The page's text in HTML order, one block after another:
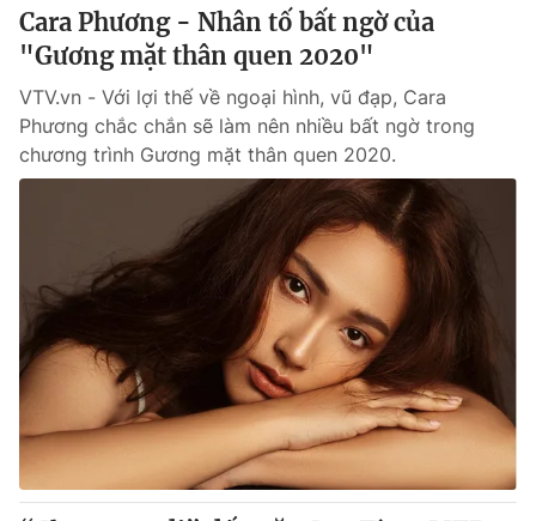
Cara Phương - Nhân tố bất ngờ của
"Gương mặt thân quen 2020"
VTV.vn - Với lợi thế về ngoại hình, vũ đạp, Cara
Phương chắc chắn sẽ làm nên nhiều bất ngờ trong
chương trình Gương mặt thân quen 2020.